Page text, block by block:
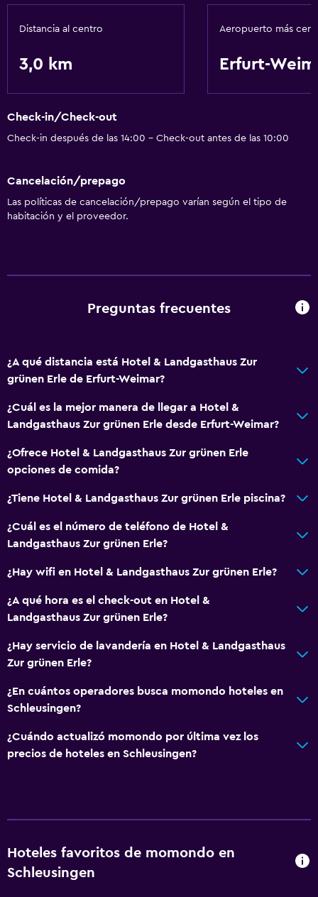
Distancia al centro
3,0 km
Aeropuerto más
Erfurt-
Check-in/Check-out
Check-in después de las 14:00 - Check-out antes de las 10:00
Cancelación/prepago
Las políticas de cancelación/prepago varían según el tipo de
habitación y el proveedor.
Preguntas frecuentes
¿A qué distancia está Hotel & Landgasthaus Zur
grünen Erle de Erfurt-Weimar?
¿Cuál es la mejor manera de llegar a Hotel &
Landgasthaus Zur grünen Erle desde Erfurt-Weimar?
¿Ofrece Hotel & Landgasthaus Zur grünen Erle
opciones de comida?
¿Tiene Hotel & Landgasthaus Zur grünen Erle piscina?
¿Cuál es el número de teléfono de Hotel &
Landgasthaus Zur grünen Erle?
¿Hay wifi en Hotel & Landgasthaus Zur grünen Erle?
¿A qué hora es el check-out en Hotel &
Landgasthaus Zur grünen Erle?
¿Hay servicio de lavandería en Hotel & Landgasthaus
Zur grünen Erle?
¿En cuántos operadores busca momondo hoteles en
Schleusingen?
¿Cuándo actualizó momondo por última vez los
precios de hoteles en Schleusingen?
Hoteles favoritos de momondo en
Schleusingen